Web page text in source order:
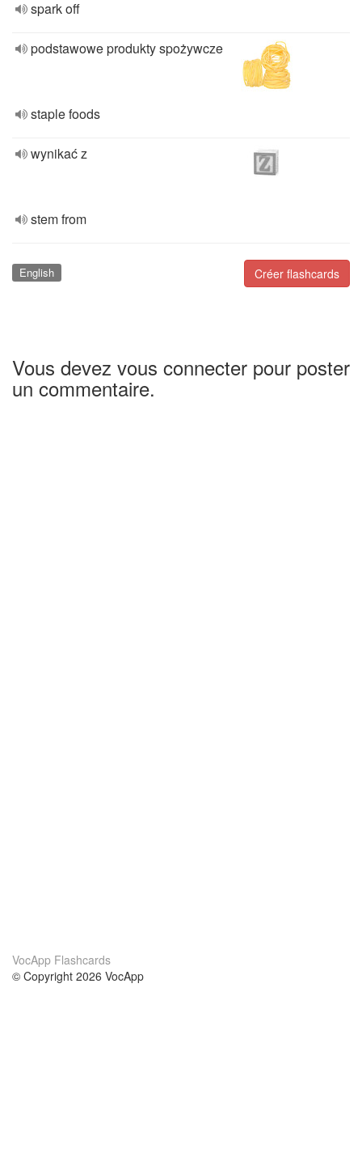
spark off
podstawowe produkty spożywcze
staple foods
wynikać z
stem from
Créer flashcards
English
Vous devez vous connecter pour poster
un commentaire.
VocApp Flashcards
© Copyright 2026 VocApp